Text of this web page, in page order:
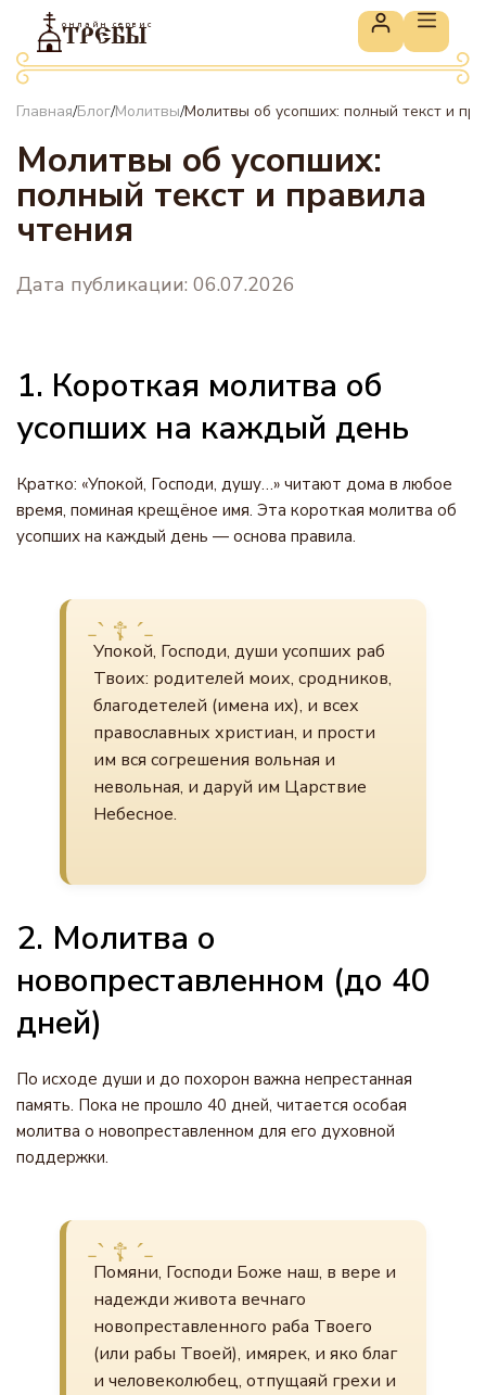
онлайн сервис
ТРЕБЫ
Главная/Блог/Молитвы/Молитвы об усопших: полный текст и
Молитвы об усопших:
полный текст и правила
чтения
Дата публикации: 06.07.2026
1. Короткая молитва об
усопших на каждый день
Кратко: «Упокой, Господи, душу…» читают дома в любое
время, поминая крещёное имя. Эта короткая молитва об
усопших на каждый день — основа правила.
Упокой, Господи, души усопших раб
Твоих: родителей моих, сродников,
благодетелей (имена их), и всех
православных христиан, и прости
им вся согрешения вольная и
невольная, и даруй им Царствие
Небесное.
2. Молитва о
новопреставленном (до 40
дней)
По исходе души и до похорон важна непрестанная
память. Пока не прошло 40 дней, читается особая
молитва о новопреставленном для его духовной
поддержки.
Помяни, Господи Боже наш, в вере и
надежди живота вечнаго
новопреставленного раба Твоего
(или рабы Твоей), имярек, и яко благ
и человеколюбец, отпущаяй грехи и